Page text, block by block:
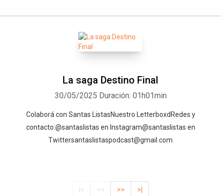
La saga Destino Final
30/05/2025 Duración: 01h01min
Colaborá con Santas Listas⁠⁠⁠⁠⁠⁠⁠⁠⁠⁠⁠⁠⁠⁠⁠⁠⁠⁠⁠⁠⁠⁠⁠⁠⁠⁠⁠⁠⁠⁠⁠⁠⁠⁠⁠Nuestro Letterboxd⁠⁠⁠⁠⁠⁠⁠⁠⁠⁠⁠⁠⁠⁠⁠⁠⁠⁠⁠⁠⁠⁠⁠⁠⁠⁠⁠⁠⁠Redes y
contacto:⁠⁠⁠⁠⁠⁠⁠⁠⁠⁠⁠⁠⁠⁠⁠⁠⁠⁠⁠⁠⁠⁠⁠⁠⁠⁠⁠⁠⁠@santaslistas⁠⁠⁠⁠⁠⁠⁠⁠⁠⁠⁠⁠⁠⁠⁠⁠⁠⁠⁠⁠⁠⁠⁠⁠⁠⁠⁠⁠⁠ en Instagram⁠⁠⁠⁠⁠⁠⁠⁠⁠⁠⁠⁠⁠⁠⁠⁠⁠⁠⁠⁠⁠⁠⁠⁠⁠⁠⁠⁠⁠@santaslistas⁠⁠⁠⁠⁠⁠⁠⁠⁠ en
Twitter⁠⁠⁠⁠⁠⁠⁠⁠⁠⁠⁠⁠⁠⁠⁠⁠⁠⁠⁠⁠⁠⁠⁠⁠⁠⁠⁠⁠⁠santaslistaspodcast@gmail.com⁠
|< << >> >|